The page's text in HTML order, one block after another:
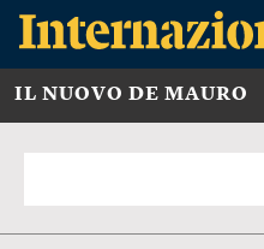
IL NUOVO DE MAURO